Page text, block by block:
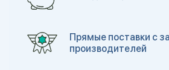
Прямые поставки с
производителей